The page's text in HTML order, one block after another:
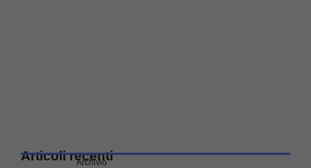
Articoli recenti
Archivio